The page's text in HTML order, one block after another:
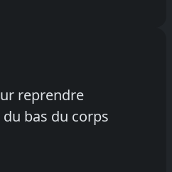
reprendre
bas du corps